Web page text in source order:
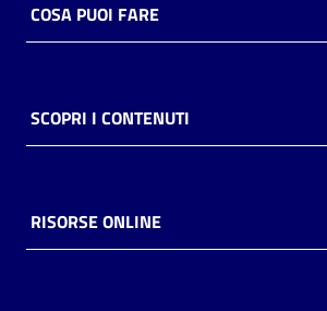
Catalogo
on line
COSA PUOI FARE
SCOPRI I CONTENUTI
RISORSE ONLINE